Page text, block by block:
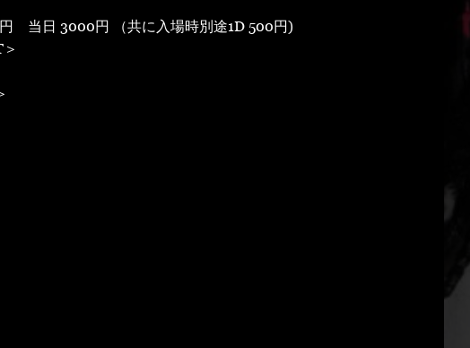
当日 3000円 （共に入場時別途1D 500円)